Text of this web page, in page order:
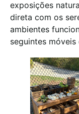
exposições
direta com os
ambientes
seguintes